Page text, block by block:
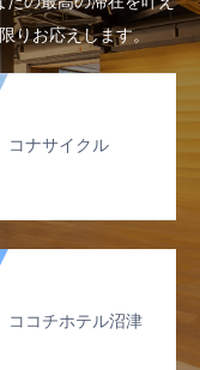
りお応えします。
コナサイクル
ココチホテル沼津